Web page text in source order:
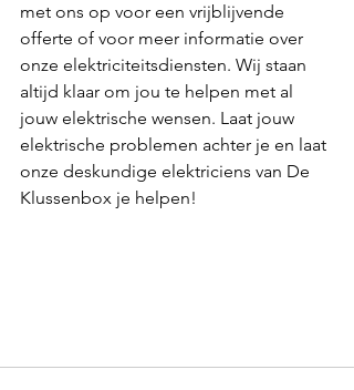
met ons op voor een vrijblijvende
offerte of voor meer informatie over
onze elektriciteitsdiensten. Wij staan
altijd klaar om jou te helpen met al
jouw elektrische wensen. Laat jouw
elektrische problemen achter je en laat
onze deskundige elektriciens van De
Klussenbox je helpen!